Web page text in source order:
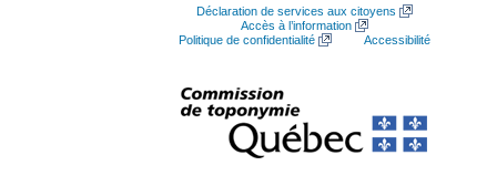
Déclaration de services aux citoyens
Accès à l’information
Politique de confidentialité
Accessibilité